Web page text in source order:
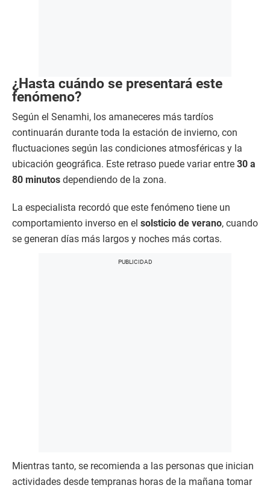
¿Hasta cuándo se presentará este
fenómeno?
Según el Senamhi, los amaneceres más tardíos
continuarán durante toda la estación de invierno, con
fluctuaciones según las condiciones atmosféricas y la
ubicación geográfica. Este retraso puede variar entre 30 a
80 minutos dependiendo de la zona.
La especialista recordó que este fenómeno tiene un
comportamiento inverso en el solsticio de verano, cuando
se generan días más largos y noches más cortas.
Mientras tanto, se recomienda a las personas que inician
actividades desde tempranas horas de la mañana tomar